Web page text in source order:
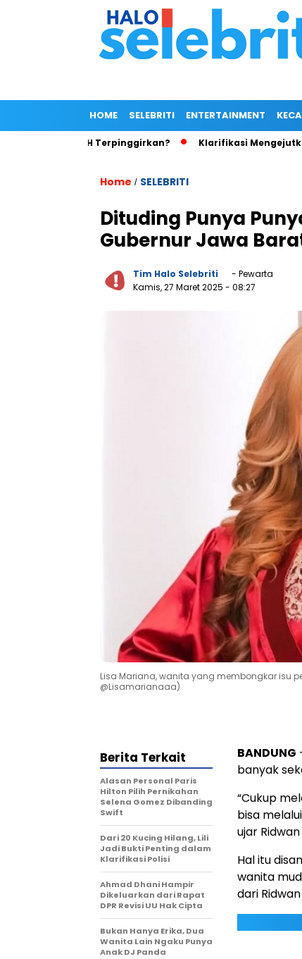
HOME SELEBRITI ENTERTAINMENT
NOAH Terpinggirkan? Klarifikasi Mengejutkan Istri
Home / SELEBRITI
Dituding Punya
Gubernur Jawa
Tim Halo Selebriti
- Pewarta
Kamis, 27 Maret 2025 - 08:27
Lisa Mariana, wanita yang membongkar isu
@Lisamarianaaa)
BANDUNG
banyak
“Cukup
bisa
ujar
Hal itu
wanita
dari
Berita Terkait
Alasan Personal Paris
Hilton Pilih Pernikahan
Selena Gomez Dibanding
Swift
Dari 20 Kucing Hilang, Lili
Jadi Bukti Penting dalam
Klarifikasi Polisi
Ahmad Dhani Hampir
Dikeluarkan dari Rapat
DPR Revisi UU Hak Cipta
Bukan Hanya Erika, Dua
Wanita Lain Ngaku Punya
Anak DJ Panda